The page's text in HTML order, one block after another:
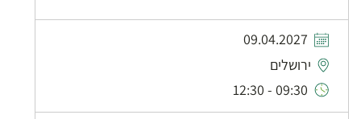
09.04.2027
ירושלים
09:30 - 12:30